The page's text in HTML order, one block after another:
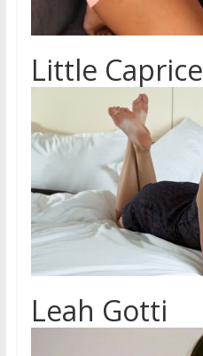
Little Caprice
Leah Gotti